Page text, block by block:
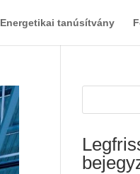
Energetikai tanúsítvány